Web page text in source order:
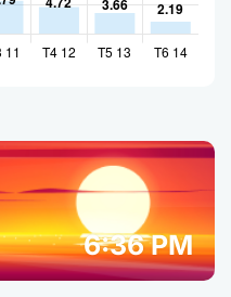
6:36 PM